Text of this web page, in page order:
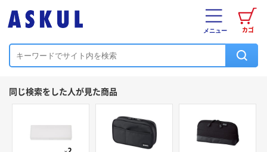
カゴ
メニュー
同じ検索をした人が見た商品